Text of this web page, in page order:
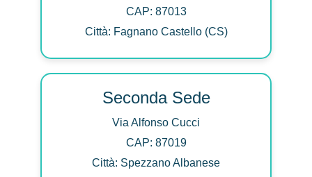
CAP: 87013
Città: Fagnano Castello (CS)
Seconda Sede
Via Alfonso Cucci
CAP: 87019
Città: Spezzano Albanese